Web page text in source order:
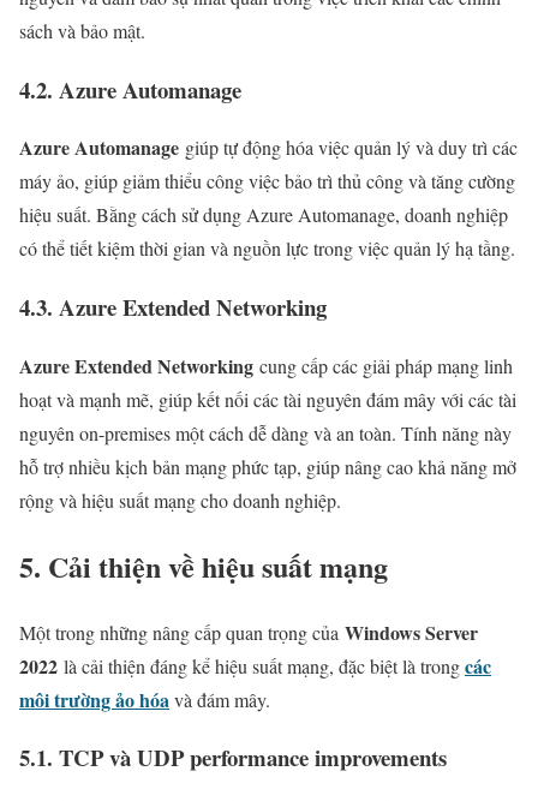
sách và bảo mật.
4.2. Azure Automanage
Azure Automanage giúp tự động hóa việc quản lý và duy trì các
máy ảo, giúp giảm thiểu công việc bảo trì thủ công và tăng cường
hiệu suất. Bằng cách sử dụng Azure Automanage, doanh nghiệp
có thể tiết kiệm thời gian và nguồn lực trong việc quản lý hạ tầng.
4.3. Azure Extended Networking
Azure Extended Networking cung cấp các giải pháp mạng linh
hoạt và mạnh mẽ, giúp kết nối các tài nguyên đám mây với các tài
nguyên on-premises một cách dễ dàng và an toàn. Tính năng này
hỗ trợ nhiều kịch bản mạng phức tạp, giúp nâng cao khả năng mở
rộng và hiệu suất mạng cho doanh nghiệp.
5. Cải thiện về hiệu suất mạng
Một trong những nâng cấp quan trọng của Windows Server
2022 là cải thiện đáng kể hiệu suất mạng, đặc biệt là trongcác
môi trường ảo hóa và đám mây.
5.1. TCP và UDP performance improvements